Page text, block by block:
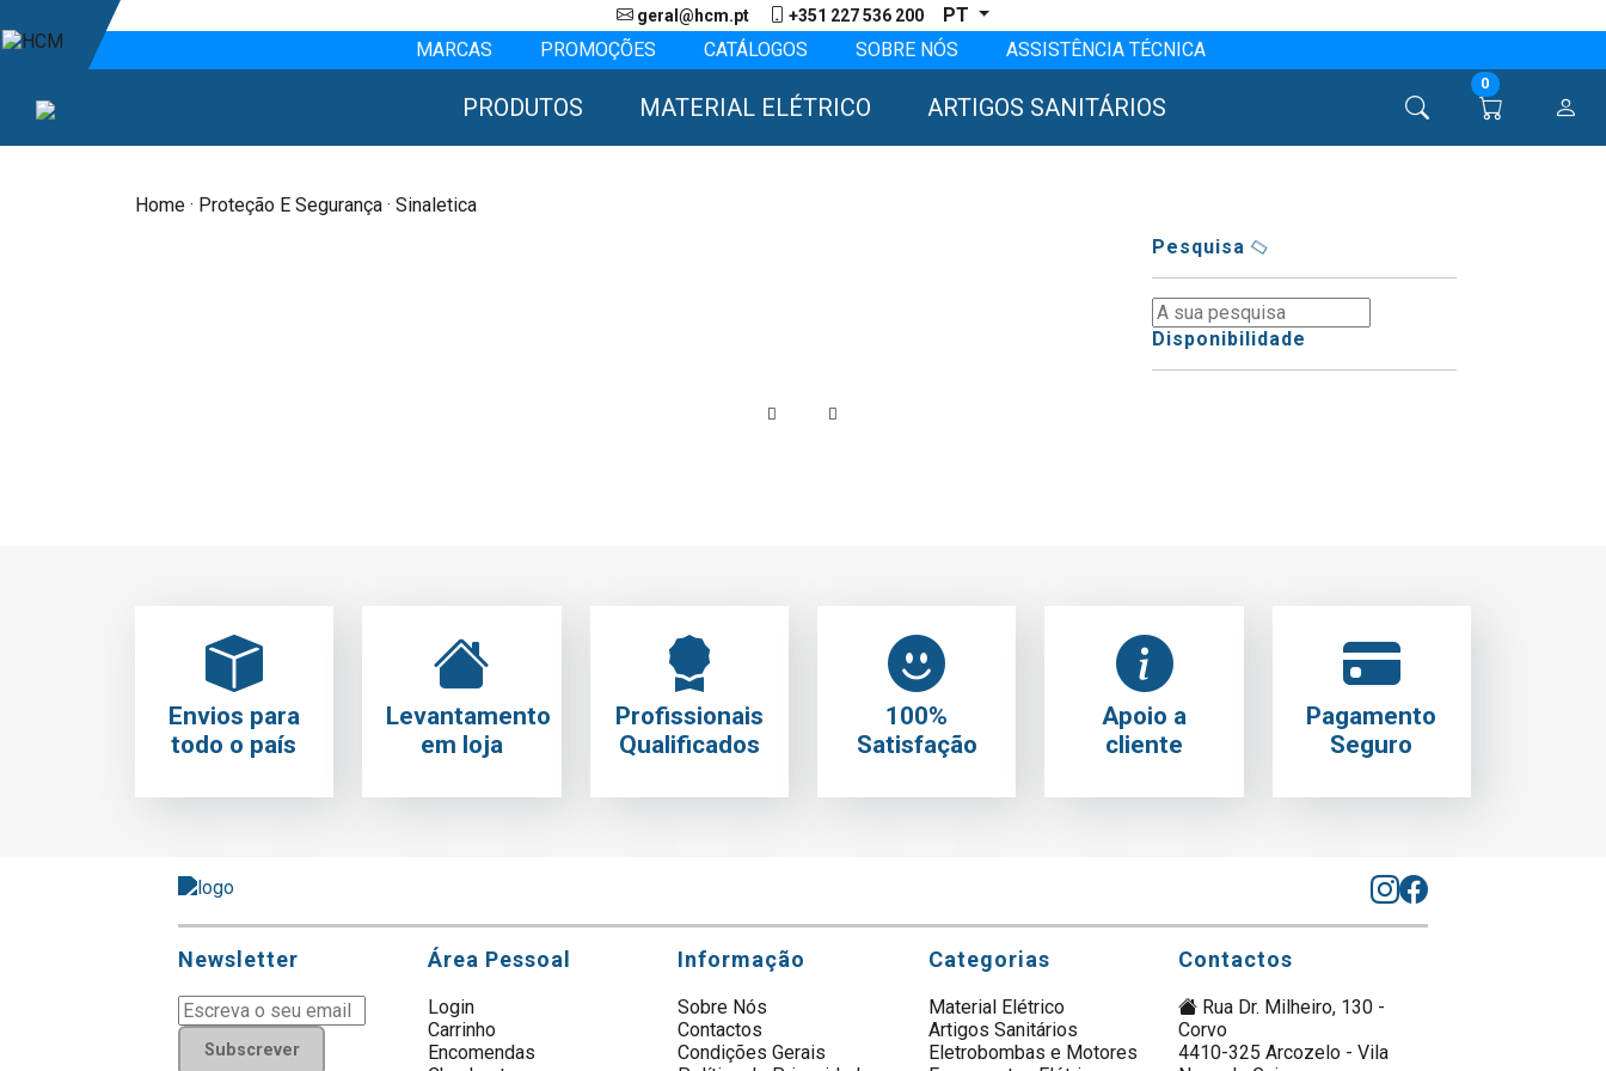
geral@hcm.pt +351 227 536 200
PT
MARCAS
PROMOÇÕES CATÁLOGOS SOBRE NÓS ASSISTÊNCIA TÉCNICA
PRODUTOS MATERIAL ELÉTRICO ARTIGOS SANITÁRIOS
0
Home· Proteção E Segurança· Sinaletica
Pesquisa
Disponibilidade
Envios para
todo o país
Levantamento
em loja
Profissionais
Qualificados
100%
Satisfação
Apoio a
cliente
Pagamento
Seguro
Newsletter
Subscrever
Área Pessoal
Login
Carrinho
Encomendas
Informação
Sobre Nós
Contactos
Condições Gerais
Categorias
Material Elétrico
Artigos Sanitários
Eletrobombas e Motores
Contactos
Rua Dr. Milheiro, 130 -
Corvo
4410-325 Arcozelo - Vila